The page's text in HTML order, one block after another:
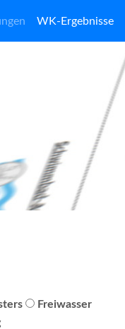
WK-Ergebnisse
Freiwasser